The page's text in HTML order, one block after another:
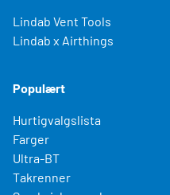
Lindab Vent Tools
Lindab x Airthings
Populært
Hurtigvalgslista
Farger
Ultra-BT
Takrenner